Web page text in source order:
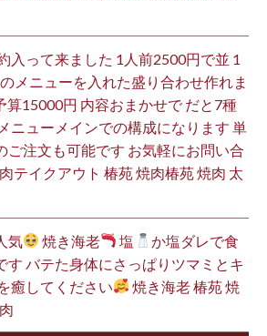
入って来ました 1人前2500円で並 1
メニューを入れた盛り合わせ作れま
算15000円 内容おまかせで だと7種
ニューメインでの構成になります 単
ご注文も可能です お気軽にお問い合
テイクアウト 椿苑 焼肉椿苑 焼肉 太
気 焼き海老 塩
か塩ダレで食
す バテた身体にさっぱりツマミとキ
癒してください
焼き海老 椿苑 焼